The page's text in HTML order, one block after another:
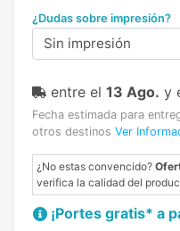
¿Dudas sobre impresión?
Sin impresión
entre el 13 Ago. y
Fecha estimada para
otros destinos Ver
¿No estas convencido?
verifica la calidad del
¡Portes gratis* a